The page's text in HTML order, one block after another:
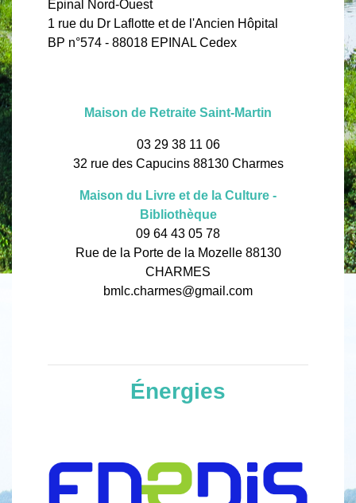
Epinal Nord-Ouest
1 rue du Dr Laflotte et de l'Ancien Hôpital
BP n°574 - 88018 EPINAL Cedex
Maison de Retraite Saint-Martin
03 29 38 11 06
32 rue des Capucins 88130 Charmes
Maison du Livre et de la Culture -
Bibliothèque
09 64 43 05 78
Rue de la Porte de la Mozelle 88130
CHARMES
bmlc.charmes@gmail.com
Énergies